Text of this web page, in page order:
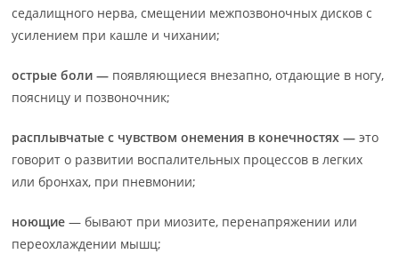
седалищного нерва, смещении межпозвоночных дисков с
усилением при кашле и чихании;
острые боли — появляющиеся внезапно, отдающие в ногу,
поясницу и позвоночник;
расплывчатые с чувством онемения в конечностях — это
говорит о развитии воспалительных процессов в легких
или бронхах, при пневмонии;
ноющие — бывают при миозите, перенапряжении или
переохлаждении мышц;